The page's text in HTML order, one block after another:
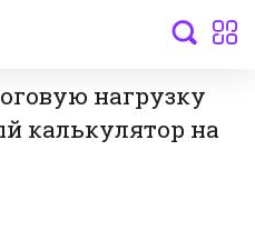
нагрузку
калькулятор на